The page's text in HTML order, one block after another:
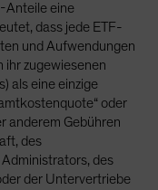
Anteile eine
dass jede ETF-
und Aufwendungen
ihr zugewiesenen
als eine einzige
oder
anderem Gebühren
des
des
der Untervertriebe